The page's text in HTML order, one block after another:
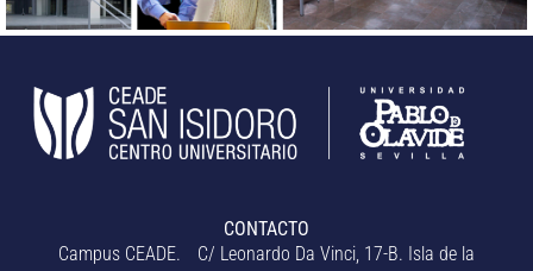
CONTACTO
Campus CEADE. C/ Leonardo Da Vinci, 17-B. Isla de la